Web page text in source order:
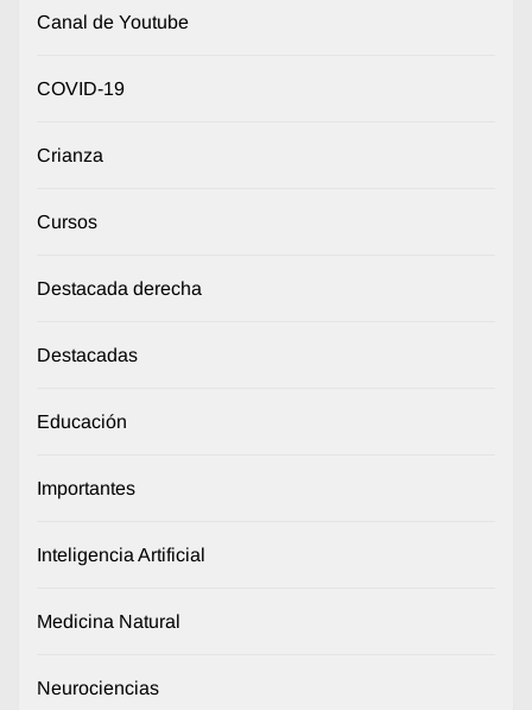
Canal de Youtube
COVID-19
Crianza
Cursos
Destacada derecha
Destacadas
Educación
Importantes
Inteligencia Artificial
Medicina Natural
Neurociencias